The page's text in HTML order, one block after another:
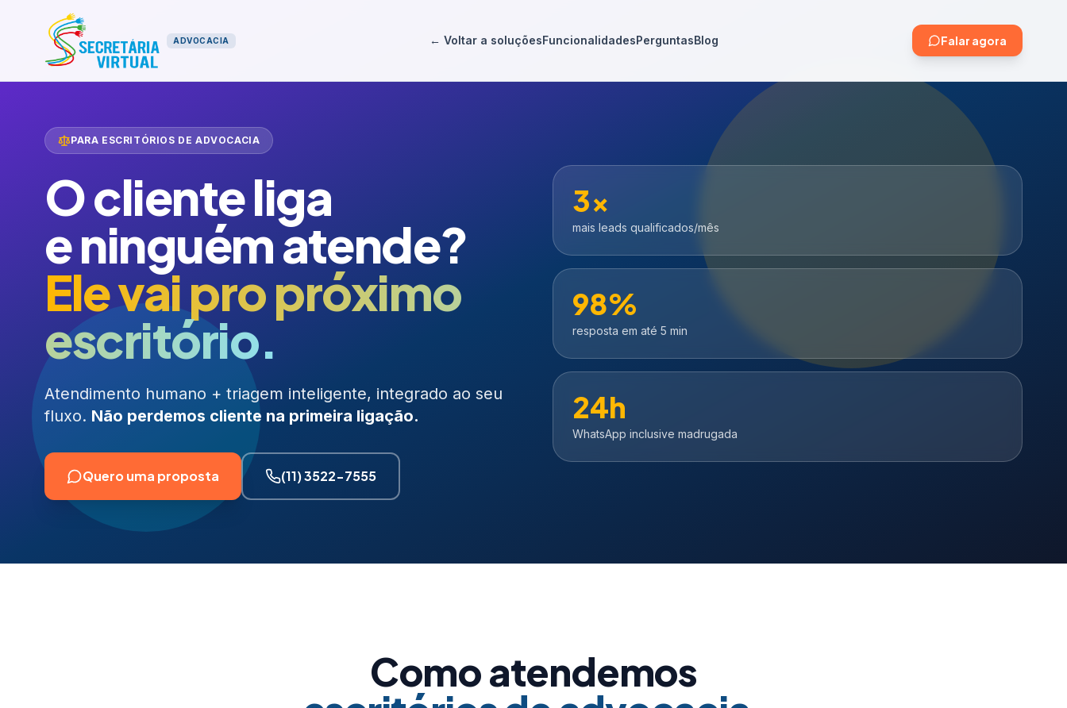
ADVOCACIA ← Voltar a soluçõesFuncionalidadesPerguntasBlog Falar agora
PARA ESCRITÓRIOS DE ADVOCACIA
O cliente liga
e ninguém atende?
Ele vai pro próximo
escritório.
Atendimento humano + triagem inteligente, integrado ao seu
fluxo. Não perdemos cliente na primeira ligação.
Quero uma proposta (11) 3522-7555
3x
mais leads qualificados/mês
98%
resposta em até 5 min
24h
WhatsApp inclusive madrugada
Como atendemos